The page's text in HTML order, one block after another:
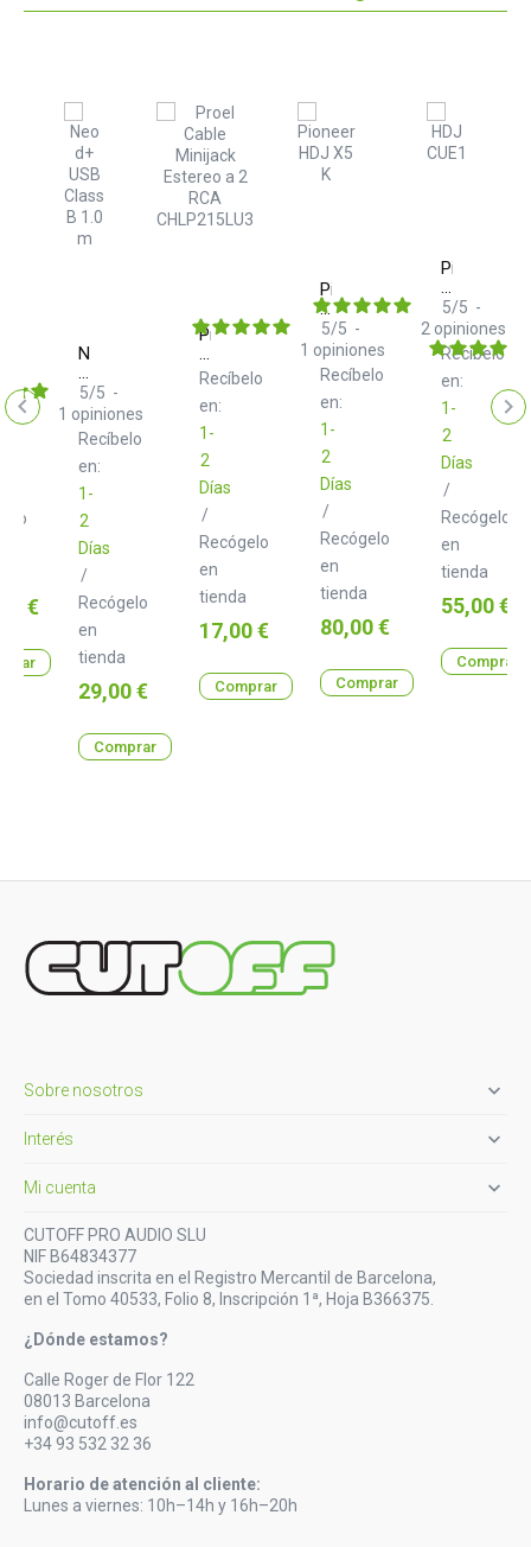
€
Neo
d+
USB
Class
B
1.0
m
Recíbelo
en:
1-
2
Días
/
Recógelo
en
tienda
5/5 -
1 opiniones
Precio
29,00 €
Comprar
Proel
Cable
Minijack
Estereo
a
2
RCA
CHLP215LU3
Recíbelo
en:
1-
2
Días
/
Recógelo
en
tienda
Precio
17,00 €
Comprar
Pioneer
DJ
HDJ
X5
K
Black
Recíbelo
en:
1-
2
Días
/
Recógelo
en
tienda
5/5 -
1 opiniones
Precio
80,00 €
Comprar
Pioneer
DJ
HDJ
CUE1
Recíbelo
en:
1-
2
Días
/
Recógelo
en
tienda
5/5 -
2 opiniones
Precio
55,00 €
Comprar
Sobre nosotros 
Interés 
Mi cuenta 
CUTOFF PRO AUDIO SLU
NIF B64834377
Sociedad inscrita en el Registro Mercantil de Barcelona,
en el Tomo 40533, Folio 8, Inscripción 1ª, Hoja B366375.
¿Dónde estamos?
Calle Roger de Flor 122
08013 Barcelona
info@cutoff.es
+34 93 532 32 36
Horario de atención al cliente:
Lunes a viernes: 10h–14h y 16h–20h